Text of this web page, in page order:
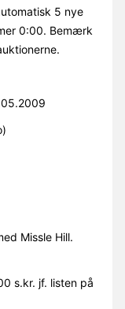
5 nye
0:00. Bemærk
Missle Hill.
s.kr. jf. listen på